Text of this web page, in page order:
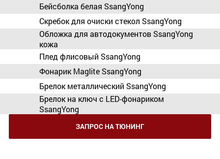
Бейсболка белая SsangYong
Скребок для очиски стекол SsangYong
Обложка для автодокументов SsangYong
кожа
Плед флисовый SsangYong
Фонарик Maglite SsangYong
Брелок металлический SsangYong
Брелок на ключ с LED-фонариком
SsangYong
ЗАПРОС НА ТЮНИНГ